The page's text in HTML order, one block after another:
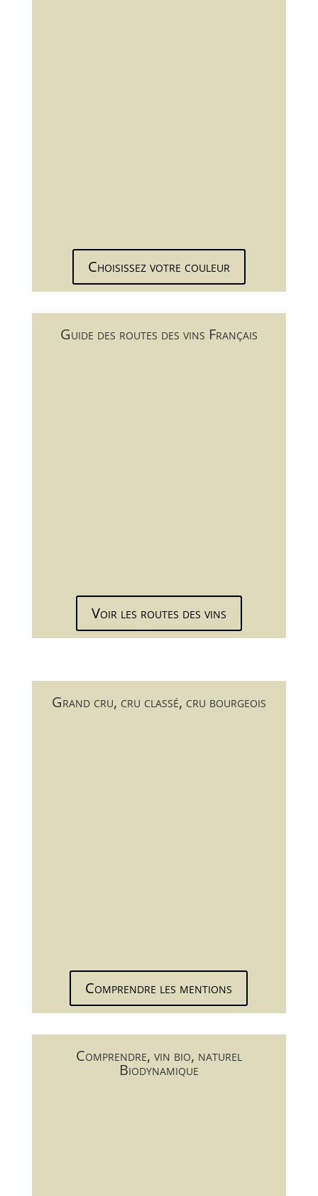
Choisissez votre couleur
Guide des routes des vins Français
Voir les routes des vins
Grand cru, cru classé, cru bourgeois
Comprendre les mentions
Comprendre, vin bio, naturel
Biodynamique